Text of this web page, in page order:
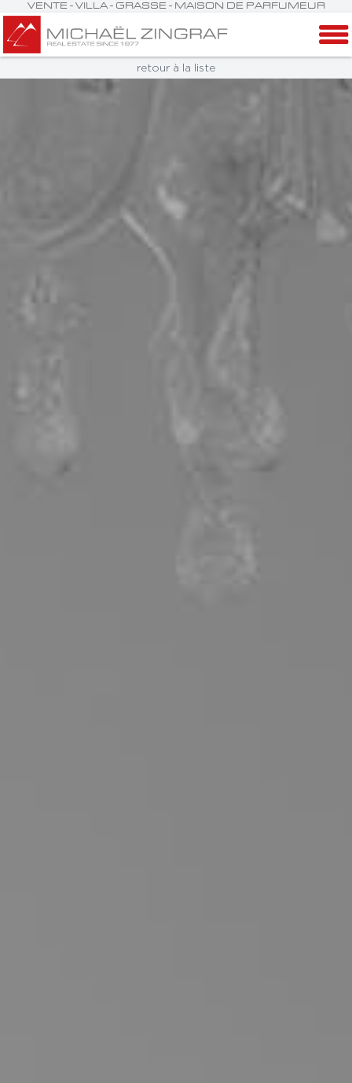
VENTE - VILLA - GRASSE - MAISON DE PARFUMEUR
retour à la liste